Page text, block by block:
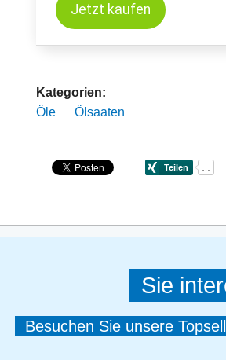
Jetzt kaufen
Kategorien:
Öle
Ölsaaten
Sie
Besuchen Sie unsere